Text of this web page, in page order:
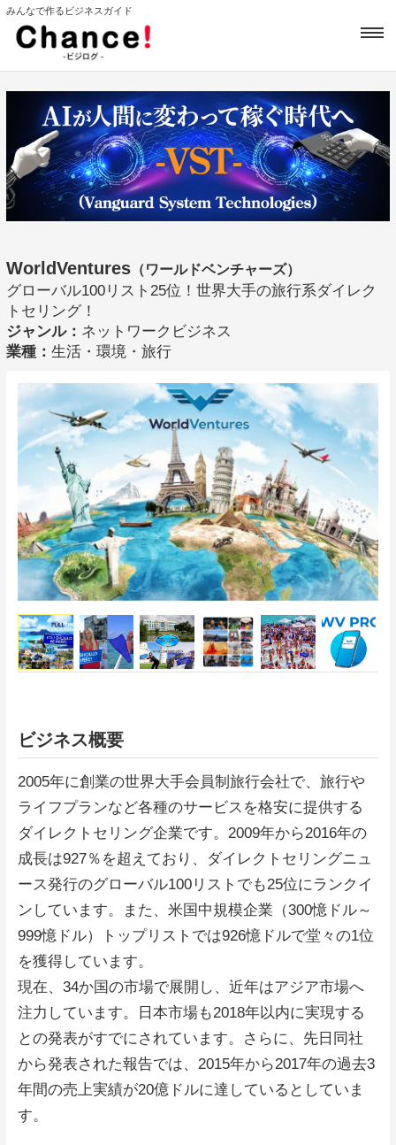
みんなで作るビジネスガイド
WorldVentures（ワールドベンチャーズ）
グローバル100リスト25位！世界大手の旅行系ダイレク
トセリング！
ジャンル： ネットワークビジネス
業種： 生活・環境・旅行
ビジネス概要
2005年に創業の世界大手会員制旅行会社で、旅行や
ライフプランなど各種のサービスを格安に提供する
ダイレクトセリング企業です。2009年から2016年の
成長は927％を超えており、ダイレクトセリングニュ
ース発行のグローバル100リストでも25位にランクイ
ンしています。また、米国中規模企業（300憶ドル～
999憶ドル）トップリストでは926憶ドルで堂々の1位
を獲得しています。
現在、34か国の市場で展開し、近年はアジア市場へ
注力しています。日本市場も2018年以内に実現する
との発表がすでにされています。さらに、先日同社
から発表された報告では、2015年から2017年の過去3
年間の売上実績が20億ドルに達しているとしていま
す。